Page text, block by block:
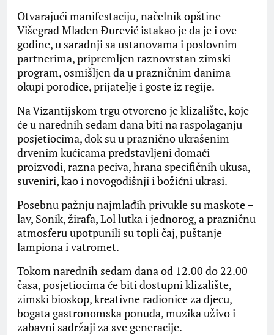
Otvarajući manifestaciju, načelnik opštine
Višegrad Mladen Đurević istakao je da je i ove
godine, u saradnji sa ustanovama i poslovnim
partnerima, pripremljen raznovrstan zimski
program, osmišljen da u prazničnim danima
okupi porodice, prijatelje i goste iz regije.
Na Vizantijskom trgu otvoreno je klizalište, koje
će u narednih sedam dana biti na raspolaganju
posjetiocima, dok su u praznično ukrašenim
drvenim kućicama predstavljeni domaći
proizvodi, razna peciva, hrana specifičnih ukusa,
suveniri, kao i novogodišnji i božićni ukrasi.
Posebnu pažnju najmlađih privukle su maskote –
lav, Sonik, žirafa, Lol lutka i jednorog, a prazničnu
atmosferu upotpunili su topli čaj, puštanje
lampiona i vatromet.
Tokom narednih sedam dana od 12.00 do 22.00
časa, posjetiocima će biti dostupni klizalište,
zimski bioskop, kreativne radionice za djecu,
bogata gastronomska ponuda, muzika uživo i
zabavni sadržaji za sve generacije.